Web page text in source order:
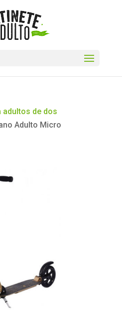
adultos de dos
Adulto Micro